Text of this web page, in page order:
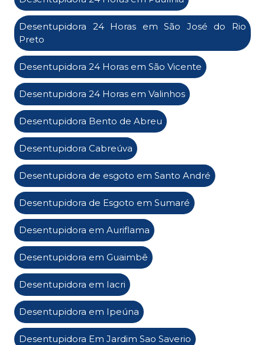
Desentupidora 24 Horas em São José do Rio
Preto
Desentupidora 24 Horas em São Vicente
Desentupidora 24 Horas em Valinhos
Desentupidora Bento de Abreu
Desentupidora Cabreúva
Desentupidora de esgoto em Santo André
Desentupidora de Esgoto em Sumaré
Desentupidora em Auriflama
Desentupidora em Guaimbê
Desentupidora em Iacri
Desentupidora em Ipeúna
Desentupidora Em Jardim Sao Saverio